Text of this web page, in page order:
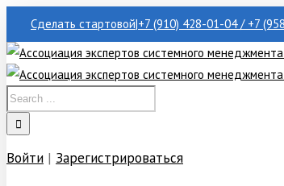
Сделать стартовой|+7 (910) 428-01-04 / +7
Войти | Зарегистрироваться